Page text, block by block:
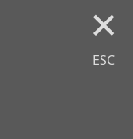
×
ESC